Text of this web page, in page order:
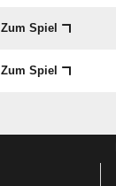
Zum Spiel
Zum Spiel